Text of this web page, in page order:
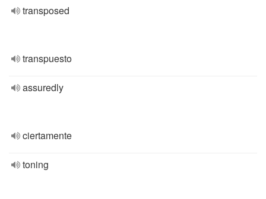
transposed
transpuesto
assuredly
ciertamente
toning